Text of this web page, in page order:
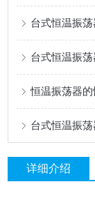
台式恒温振
台式恒温振
恒温振荡器
台式恒温振
详细介绍